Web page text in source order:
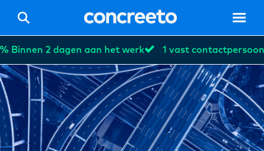
2 dagen aan het werk 1 vast contactpersoon